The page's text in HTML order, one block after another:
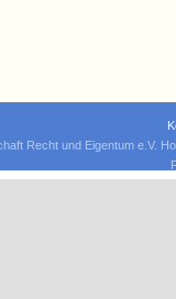
Recht und Eigentum e.V.